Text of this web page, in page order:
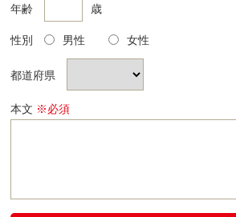
年齢 歳
性別 男性 女性
都道府県
本文 ※必須